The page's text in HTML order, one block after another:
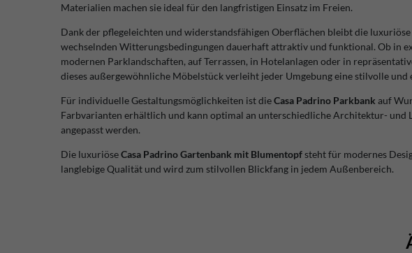
Materialien machen sie ideal für den langfristigen Einsatz im Freien.
Dank der pflegeleichten und widerstandsfähigen Oberflächen bleibt die luxuriöse
wechselnden Witterungsbedingungen dauerhaft attraktiv und funktional. Ob in
modernen Parklandschaften, auf Terrassen, in Hotelanlagen oder in
dieses außergewöhnliche Möbelstück verleiht jeder Umgebung eine stilvolle und
Für individuelle Gestaltungsmöglichkeiten ist dieCasa Padrino Parkbank auf
Farbvarianten erhältlich und kann optimal an unterschiedliche Architektur- und
angepasst werden.
Die luxuriöseCasa Padrino Gartenbank mit Blumentopfsteht für modernes
langlebige Qualität und wird zum stilvollen Blickfang in jedem Außenbereich.